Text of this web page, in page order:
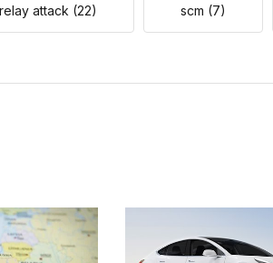
relay attack (22) scm (7)